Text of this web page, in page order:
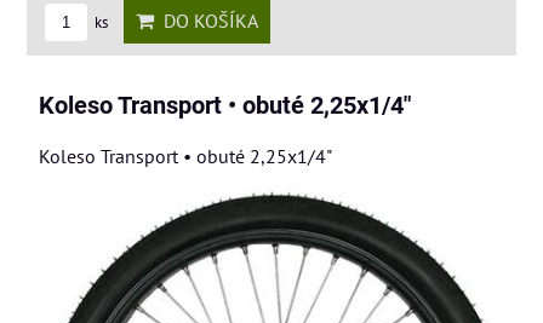
ks DO KOŠÍKA
Koleso Transport • obuté 2,25x1/4"
Koleso Transport • obuté 2,25x1/4"